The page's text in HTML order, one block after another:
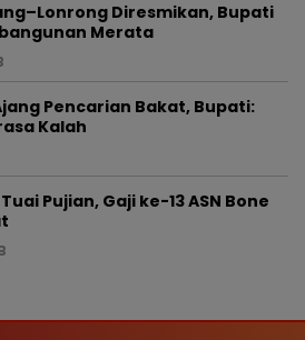
Diresmikan, Bupati
Merata
Pencarian Bakat, Bupati:
Kalah
Pujian, Gaji ke-13 ASN Bone